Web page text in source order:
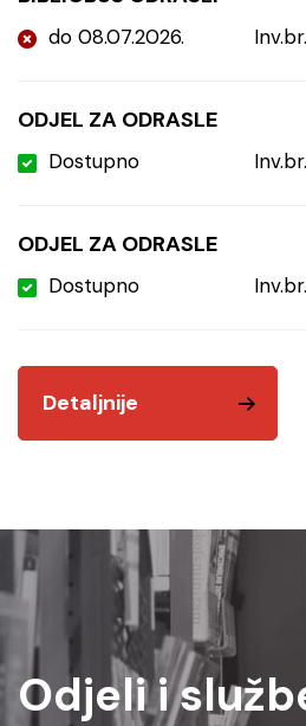
do 08.07.2026. Inv.br.
ODJEL ZA ODRASLE
Dostupno Inv.br.
ODJEL ZA ODRASLE
Dostupno Inv.br.
Detaljnije
Odjeli i